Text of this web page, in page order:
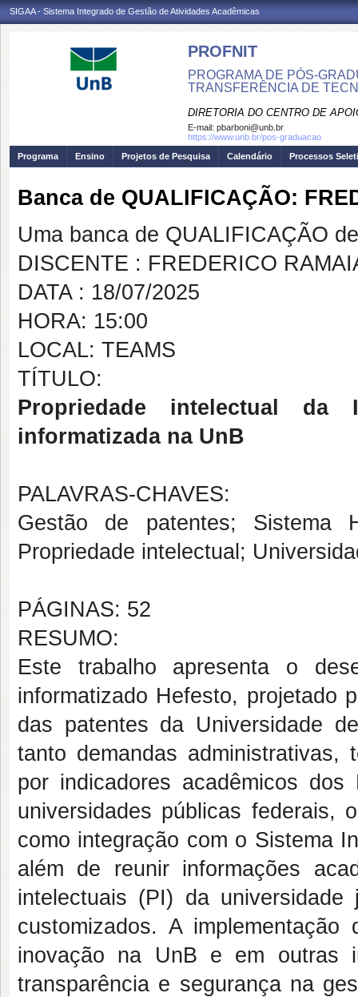
SIGAA - Sistema Integrado de Gestão de Atividades Acadêmicas
PROFNIT
PROGRAMA DE PÓS-
TRANSFERÊNCIA DE
DIRETORIA DO CENTRO DE
E-mail: pbarboni@unb.br
https://www.unb.br/pos-graduacao
Programa
Ensino Projetos de Pesquisa Calendário Processos
Banca de QUALIFICAÇÃO:
Uma banca de QUALIFICAÇÃO
DISCENTE : FREDERICO
DATA : 18/07/2025
HORA: 15:00
LOCAL: TEAMS
TÍTULO:
Propriedade intelectual
informatizada na UnB
PALAVRAS-CHAVES:
Gestão de patentes; Sistema
Propriedade intelectual;
PÁGINAS: 52
RESUMO:
Este trabalho apresenta o
informatizado Hefesto, projetado
das patentes da Universidade
tanto demandas administrativas,
por indicadores acadêmicos
universidades públicas federais,
como integração com o Sistema
além de reunir informações
intelectuais (PI) da
customizados. A
inovação na UnB e em outras
transparência e segurança na